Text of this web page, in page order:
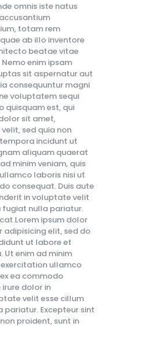
omnis iste natus
totam rem
ab illo inventore
beatae vitae
enim ipsam
sit aspernatur aut
consequuntur magni
voluptatem sequi
quisquam est, qui
sit amet,
sed quia non
incidunt ut
aliquam quaerat
minim veniam, quis
laboris nisi ut
consequat. Duis aute
in voluptate velit
fugiat nulla pariatur.
ipsum dolor
elit, sed do
ut labore et
Ut enim ad minim
ullamco
ea commodo
dolor in
velit esse cillum
Excepteur sint
proident, sunt in